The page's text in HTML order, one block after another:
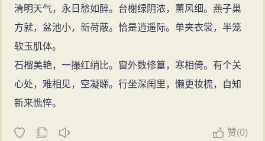
清明天气，永日愁如醉。台榭绿阴浓，薰风细。燕子巢
方就，盆池小，新荷蔽。恰是逍遥际。单夹衣裳，半笼
软玉肌体。
石榴美艳，一撮红绡比。窗外数修篁，寒相倚。有个关
心处，难相见，空凝睇。行坐深闺里，懒更妆梳，自知
新来憔悴。
赞(0)